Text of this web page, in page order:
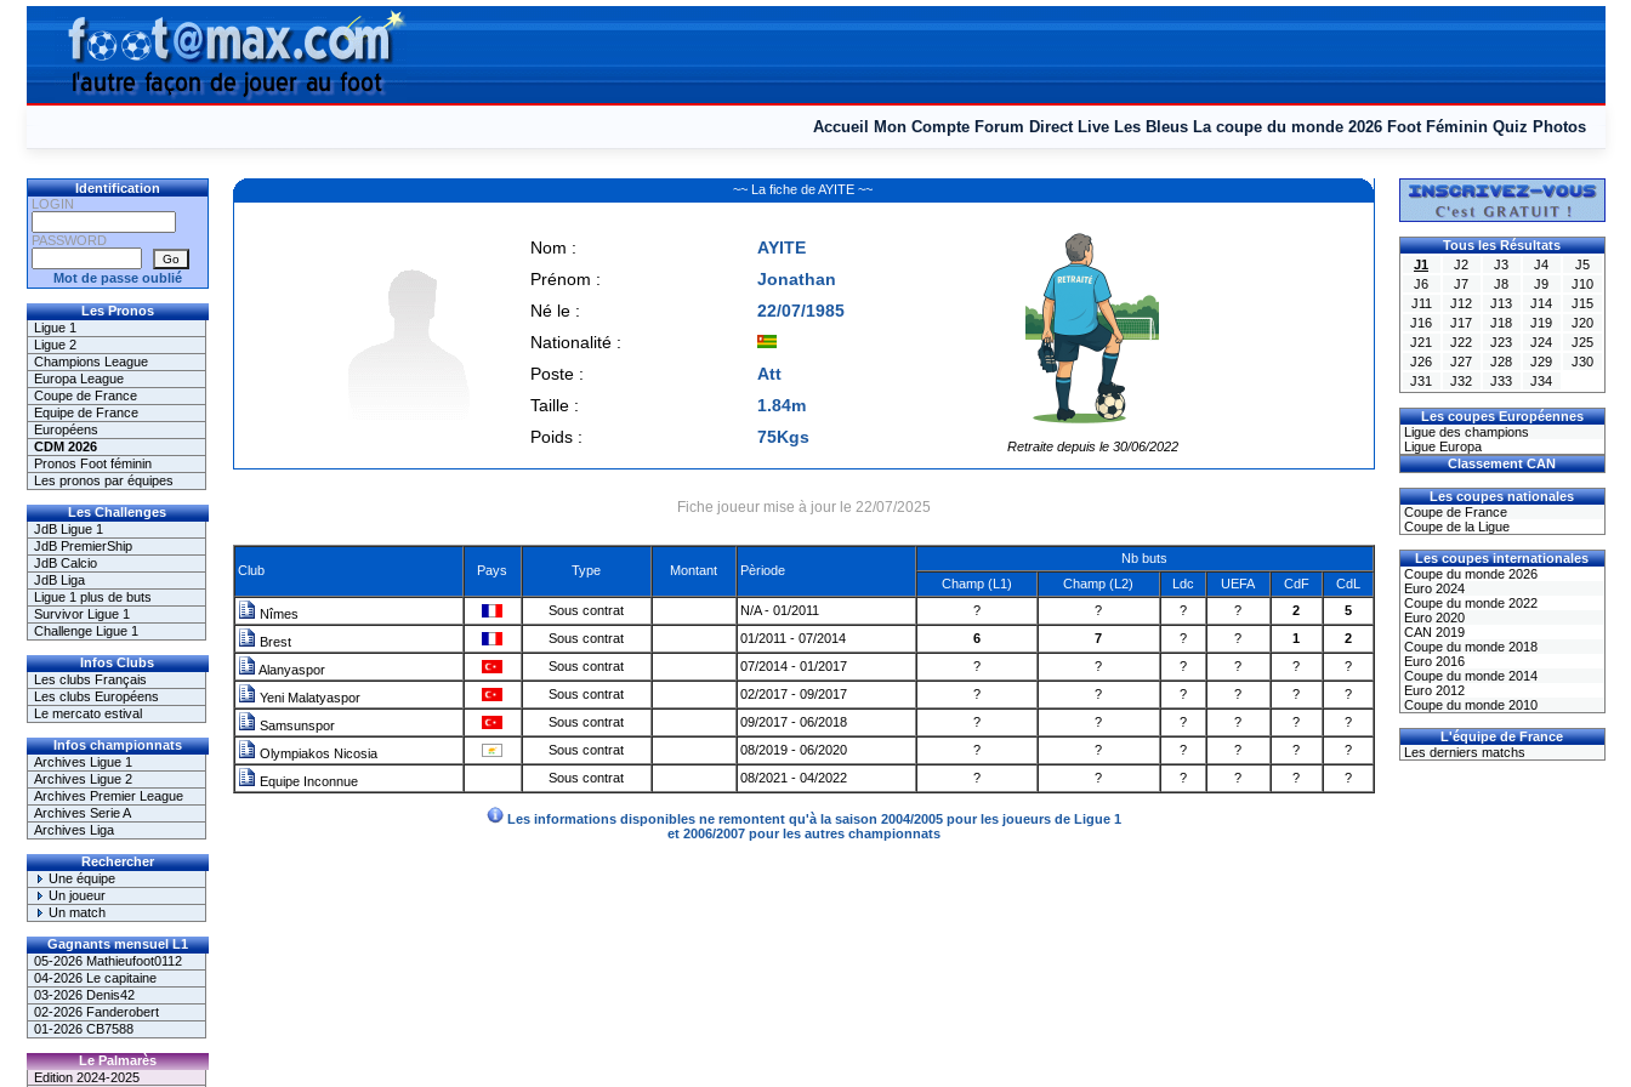
Accueil Mon Compte Forum Direct Live Les Bleus La coupe du monde 2026 Foot Féminin Quiz Photos
Identification
LOGIN
PASSWORD
Mot de passe oublié
Les Pronos
Ligue 1
Ligue 2
Champions League
Europa League
Coupe de France
Equipe de France
Européens
CDM 2026
Pronos Foot féminin
Les pronos par équipes
Les Challenges
JdB Ligue 1
JdB PremierShip
JdB Calcio
JdB Liga
Ligue 1 plus de buts
Survivor Ligue 1
Challenge Ligue 1
Infos Clubs
Les clubs Français
Les clubs Européens
Le mercato estival
Infos championnats
Archives Ligue 1
Archives Ligue 2
Archives Premier League
Archives Serie A
Archives Liga
Rechercher
Une équipe
Un joueur
Un match
Gagnants mensuel L1
05-2026 Mathieufoot0112
04-2026 Le capitaine
03-2026 Denis42
02-2026 Fanderobert
01-2026 CB7588
Le Palmarès
Edition 2024-2025
~~ La fiche de AYITE ~~
Nom : AYITE
Retraite depuis le 30/06/2022
Prénom :
Jonathan
Né le :
22/07/1985
Nationalité :
Poste :
Att
Taille :
1.84m
Poids :
75Kgs
Fiche joueur mise à jour le 22/07/2025
Club Pays Type Montant Pèriode
Nb buts
Champ (L1)
Champ (L2) Ldc UEFA CdF CdL
Nîmes Sous contrat N/A - 01/2011 ? ? ? ? 2 5
Brest Sous contrat 01/2011 - 07/2014 6 7 ? ? 1 2
Alanyaspor Sous contrat 07/2014 - 01/2017 ? ? ? ? ? ?
Yeni Malatyaspor Sous contrat 02/2017 - 09/2017 ? ? ? ? ? ?
Samsunspor Sous contrat 09/2017 - 06/2018 ? ? ? ? ? ?
Olympiakos Nicosia Sous contrat 08/2019 - 06/2020 ? ? ? ? ? ?
Equipe Inconnue Sous contrat 08/2021 - 04/2022 ? ? ? ? ? ?
Les informations disponibles ne remontent qu'à la saison 2004/2005 pour les joueurs de Ligue 1
et 2006/2007 pour les autres championnats
Tous les Résultats
J1
J2 J3 J4
J5
J6
J7 J8 J9
J10
J11
J12 J13 J14
J15
J16
J17 J18 J19
J20
J21
J22 J23 J24
J25
J26
J27 J28 J29
J30
J31
J32 J33 J34
Les coupes Européennes
Ligue des champions
Ligue Europa
Classement CAN
Les coupes nationales
Coupe de France
Coupe de la Ligue
Les coupes internationales
Coupe du monde 2026
Euro 2024
Coupe du monde 2022
Euro 2020
CAN 2019
Coupe du monde 2018
Euro 2016
Coupe du monde 2014
Euro 2012
Coupe du monde 2010
L'équipe de France
Les derniers matchs